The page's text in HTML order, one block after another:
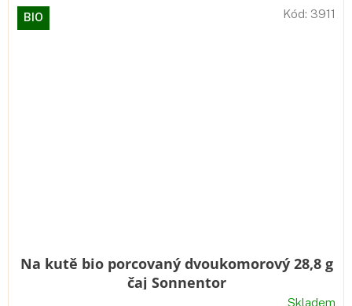
BIO
Na kutě bio porcovaný dvoukomorový 28,8 g
čaj Sonnentor
Skladem
Kód: 3911